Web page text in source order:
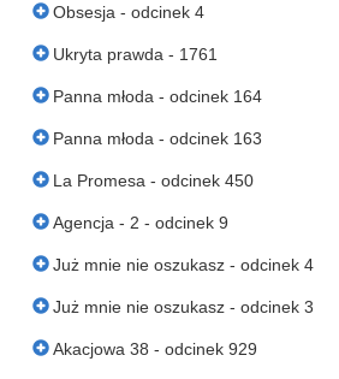
Obsesja - odcinek 4
Ukryta prawda - 1761
Panna młoda - odcinek 164
Panna młoda - odcinek 163
La Promesa - odcinek 450
Agencja - 2 - odcinek 9
Już mnie nie oszukasz - odcinek 4
Już mnie nie oszukasz - odcinek 3
Akacjowa 38 - odcinek 929